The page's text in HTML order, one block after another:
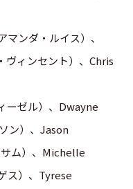
ンダ・ルイス）、
ィンセント）、Chris
ーゼル）、Dwayne
ン）、Jason
ム）、Michelle
ス）、Tyrese